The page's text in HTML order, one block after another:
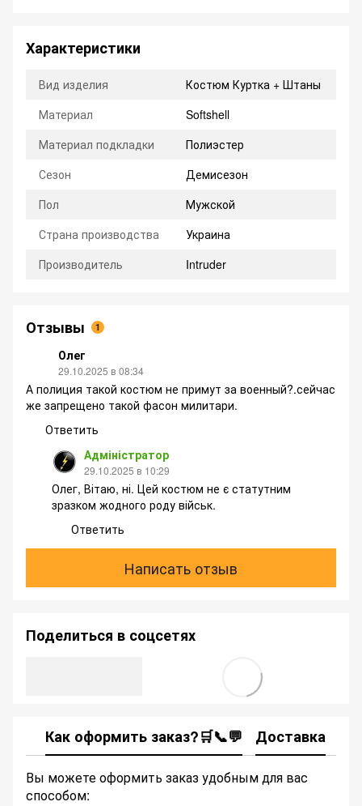
Характеристики
Вид изделия
Костюм Куртка + Штаны
Материал
Softshell
Материал подкладки
Полиэстер
Сезон
Демисезон
Пол
Мужской
Страна производства
Украина
Производитель
Intruder
Отзывы 1
Олег
29.10.2025 в 08:34
А полиция такой костюм не примут за военный?.сейчас
же запрещено такой фасон милитари.
Ответить
Адміністратор
29.10.2025 в 10:29
Олег, Вітаю, ні. Цей костюм не є статутним
зразком жодного роду військ.
Ответить
Написать отзыв
Поделиться в соцсетях
Как оформить заказ?🛒📞💬 Доставка
Вы можете оформить заказ удобным для вас
способом: